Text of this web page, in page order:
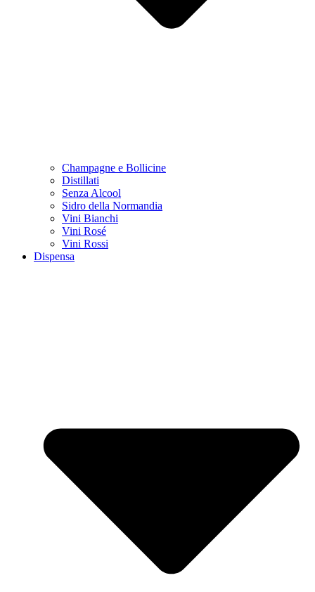
Champagne e Bollicine
Distillati
Senza Alcool
Sidro della Normandia
Vini Bianchi
Vini Rosé
Vini Rossi
Dispensa